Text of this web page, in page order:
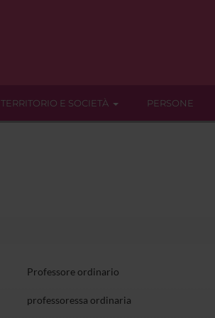
TERRITORIO E SOCIETÀ PERSONE
Professore ordinario
professoressa ordinaria